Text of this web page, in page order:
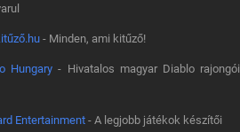
- Minden, ami kitűző!
Hungary - Hivatalos magyar Diablo rajongói
Entertainment - A legjobb játékok készítői